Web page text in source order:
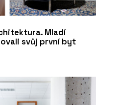
Mladí
svůj první byt